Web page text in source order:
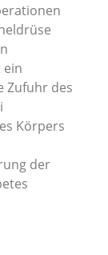
ein
Zufuhr des
Körpers
der